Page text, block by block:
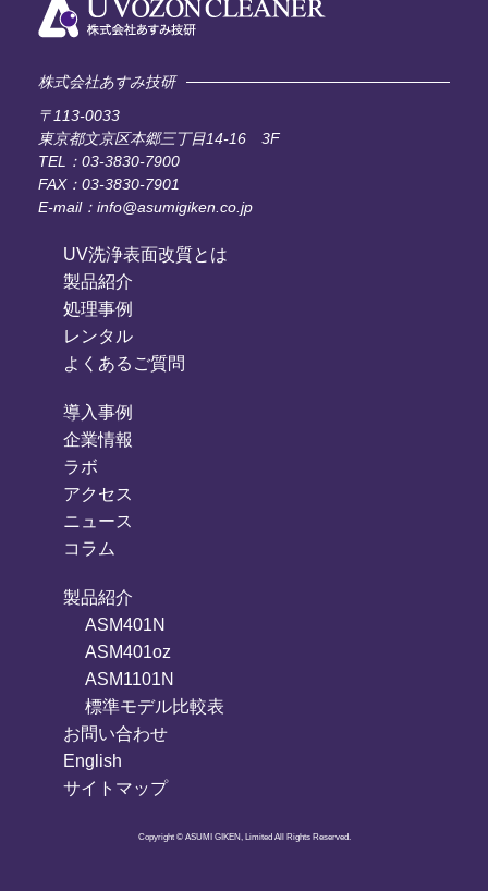
株式会社あすみ技研
〒113-0033
東京都文京区本郷三丁目14-16 3F
TEL：03-3830-7900
FAX：03-3830-7901
E-mail：info@asumigiken.co.jp
UV洗浄表面改質とは
製品紹介
処理事例
レンタル
よくあるご質問
導入事例
企業情報
ラボ
アクセス
ニュース
コラム
製品紹介
ASM401N
ASM401oz
ASM1101N
標準モデル比較表
お問い合わせ
English
サイトマップ
Copyright © ASUMI GIKEN, Limited All Rights Reserved.